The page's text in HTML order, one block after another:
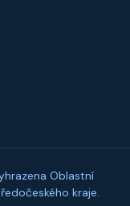
Oblastní
kraje.